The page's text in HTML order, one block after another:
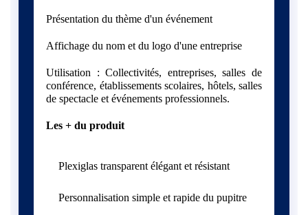
Présentation du thème d'un événement
Affichage du nom et du logo d'une entreprise
Utilisation : Collectivités, entreprises, salles de
conférence, établissements scolaires, hôtels, salles
de spectacle et événements professionnels.
Les + du produit
Plexiglas transparent élégant et résistant
Personnalisation simple et rapide du pupitre